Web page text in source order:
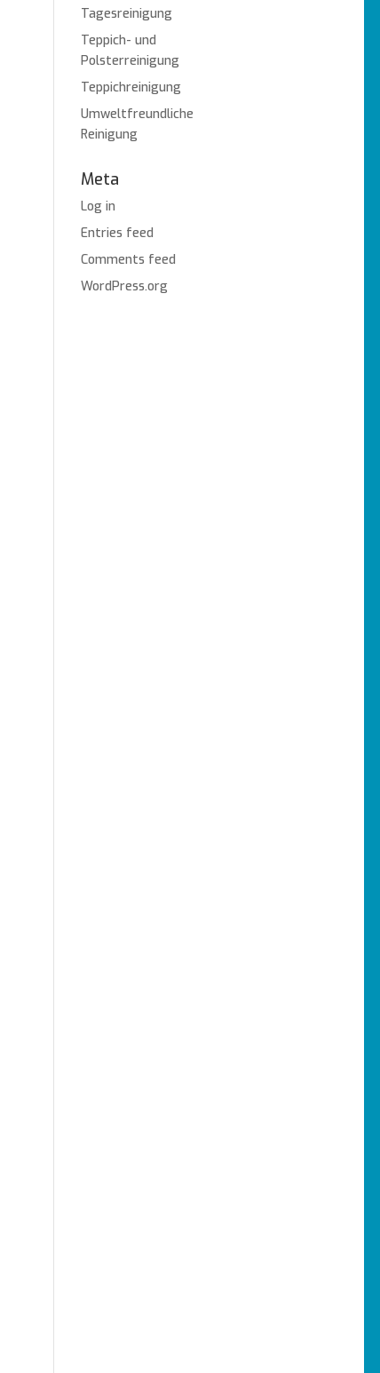
Tagesreinigung
Teppich- und
Polsterreinigung
Teppichreinigung
Umweltfreundliche
Reinigung
Meta
Log in
Entries feed
Comments feed
WordPress.org